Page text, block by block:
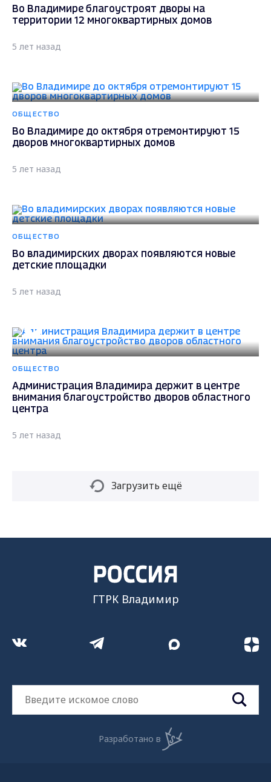
Во Владимире благоустроят дворы на
территории 12 многоквартирных домов
5 лет назад
ОБЩЕСТВО
Во Владимире до октября отремонтируют 15
дворов многоквартирных домов
5 лет назад
ОБЩЕСТВО
Во владимирских дворах появляются новые
детские площадки
5 лет назад
ОБЩЕСТВО
Администрация Владимира держит в центре
внимания благоустройство дворов областного
центра
5 лет назад
Загрузить ещё
ГТРК Владимир
Разработано в